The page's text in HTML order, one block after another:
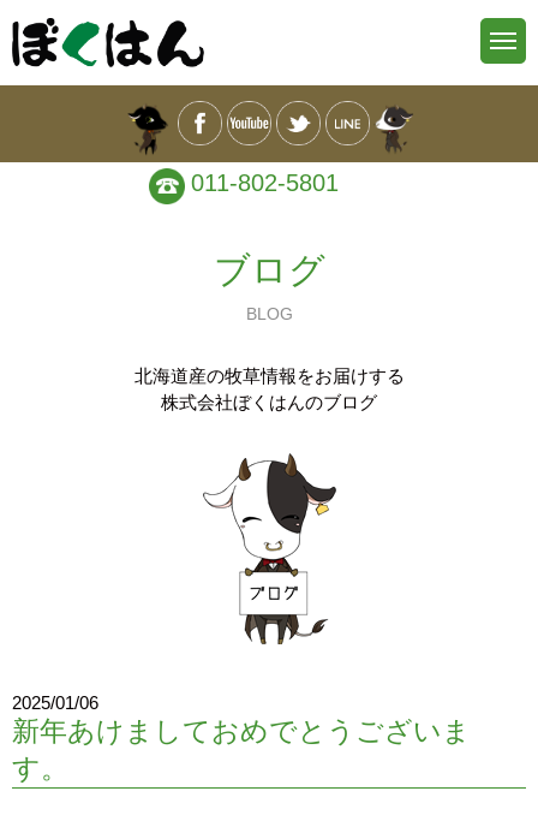
011-802-5801
ブログ
BLOG
北海道産の牧草情報をお届けする
株式会社ぼくはんのブログ
2025/01/06
新年あけましておめでとうございま
す。